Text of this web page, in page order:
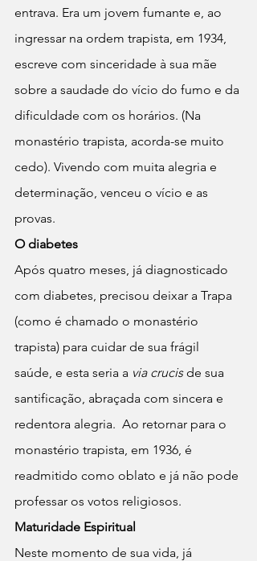
entrava. Era um jovem fumante e, ao
ingressar na ordem trapista, em 1934,
escreve com sinceridade à sua mãe
sobre a saudade do vício do fumo e da
dificuldade com os horários. (Na
monastério trapista, acorda-se muito
cedo). Vivendo com muita alegria e
determinação, venceu o vício e as
provas.
O diabetes
Após quatro meses, já diagnosticado
com diabetes, precisou deixar a Trapa
(como é chamado o monastério
trapista) para cuidar de sua frágil
saúde, e esta seria a via crucis de sua
santificação, abraçada com sincera e
redentora alegria.  Ao retornar para o
monastério trapista, em 1936, é
readmitido como oblato e já não pode
professar os votos religiosos.
Maturidade Espiritual
Neste momento de sua vida, já